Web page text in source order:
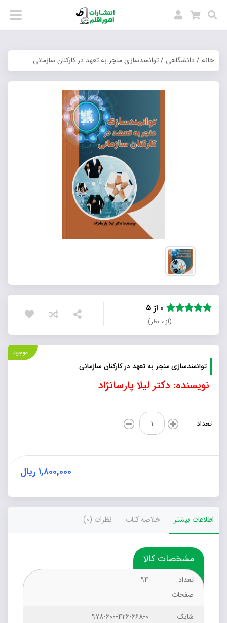
خانه/دانشگاهی / توانمندسازی منجر به تعهد در کارکنان سازمانی
(از ۰ نظر)
موجود
توانمندسازی منجر به تعهد در کارکنان سازمانی
نویسنده: دکتر لیلا پارسانژاد
تعداد
توانمندسازی
منجر
در
۱,۸۰۰,۰۰۰ ریال
اطلاعات بیشتر خلاصه کتاب نظرات (0)
مشخصات کالا
تعداد
صفحات
94
شابک
978-600-426-668-0